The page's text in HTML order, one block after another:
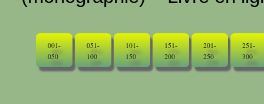
001-
050
051-
100
101-
150
151-
200
201-
250
251-
300